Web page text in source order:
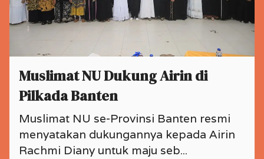
Muslimat NU Dukung Airin di
Pilkada Banten
Muslimat NU se-Provinsi Banten resmi
menyatakan dukungannya kepada Airin
Rachmi Diany untuk maju seb...